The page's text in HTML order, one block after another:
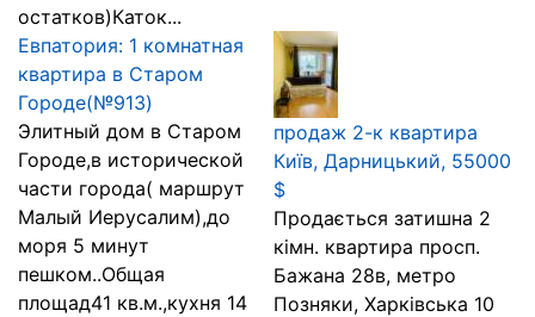
остатков)Каток...
Евпатория: 1 комнатная
квартира в Старом
Городе(№913)
Элитный дом в Старом
Городе,в исторической
части города( маршрут
Малый Иерусалим),до
моря 5 минут
пешком..Общая
площад41 кв.м.,кухня 14
продаж 2-к квартира
Київ, Дарницький, 55000
$
Продається затишна 2
кімн. квартира просп.
Бажана 28в, метро
Позняки, Харківська 10